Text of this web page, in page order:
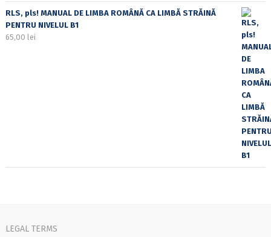
RLS, pls! MANUAL DE LIMBA ROMÂNĂ CA LIMBĂ STRĂINĂ
PENTRU NIVELUL B1
65,00 lei
LEGAL TERMS